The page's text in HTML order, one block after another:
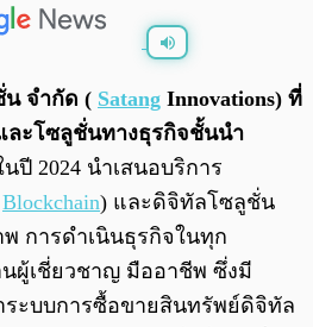
น จำกัด ( Satang Innovations) ที่
ละโซลูชั่นทางธุรกิจชั้นนํา
ปี 2024 นําเสนอบริการ
Blockchain) และดิจิทัลโซลูชั่น
การดําเนินธุรกิจในทุก
ผู้เชี่ยวชาญ มืออาชีพ ซึ่งมี
ะบบการซื้อขายสินทรัพย์ดิจิทัล